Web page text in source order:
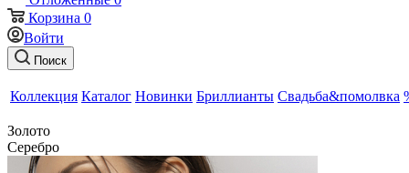
Корзина 0
Войти
Поиск
Коллекция Каталог Новинки Бриллианты Свадьба&помолвка
Золото
Серебро